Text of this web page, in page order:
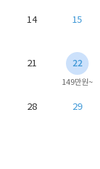
14 15
21 22
149만원~
28 29